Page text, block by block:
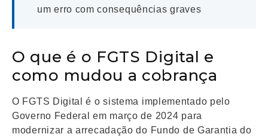
um erro com consequências graves
O que é o FGTS Digital e
como mudou a cobrança
O FGTS Digital é o sistema implementado pelo
Governo Federal em março de 2024 para
modernizar a arrecadação do Fundo de Garantia do